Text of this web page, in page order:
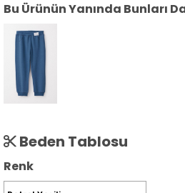
Bu Ürünün Yanında Bunları
Beden Tablosu
Renk